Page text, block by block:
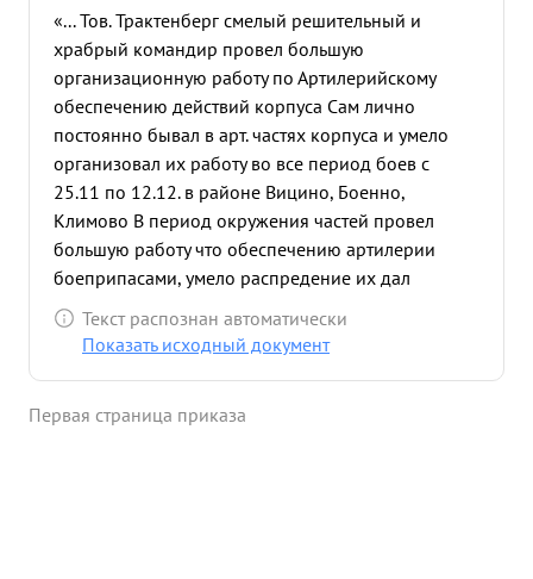
«... Тов. Трактенберг смелый решительный и
храбрый командир провел большую
организационную работу по Артилерийскому
обеспечению действий корпуса Сам лично
постоянно бывал в арт. частях корпуса и умело
организовал их работу во все период боев с
25.11 по 12.12. в районе Вицино, Боенно,
Климово В период окружения частей провел
большую работу что обеспечению артилерии
боеприпасами, умело распредение их дал
возможность частям и соединением иметь
артиллерийскую поддержку в обороне был
Ордиком и Пениха ...»
Текст распознан автоматически
Показать исходный документ
Первая страница приказа